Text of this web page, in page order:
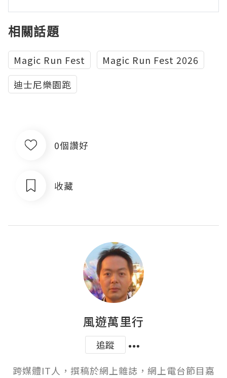
相關話題
Magic Run Fest
Magic Run Fest 2026
迪士尼樂園跑
0個讚好
收藏
風遊萬里行
追蹤
跨媒體IT人，撰稿於網上雜誌，網上電台節目嘉